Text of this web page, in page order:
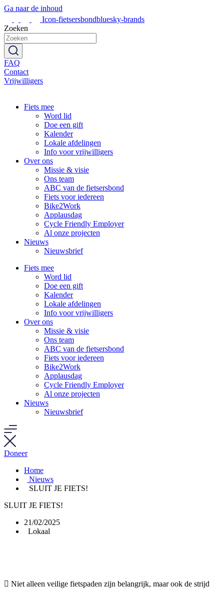
Ga naar de inhoud
Icon-fietsersbondbluesky-brands
Zoeken
FAQ
Contact
Vrijwilligers
Fiets mee
Word lid
Doe een gift
Kalender
Lokale afdelingen
Info voor vrijwilligers
Over ons
Missie & visie
Ons team
ABC van de fietsersbond
Fiets voor iedereen
Bike2Work
Applausdag
Cycle Friendly Employer
Al onze projecten
Nieuws
Nieuwsbrief
Fiets mee
Word lid
Doe een gift
Kalender
Lokale afdelingen
Info voor vrijwilligers
Over ons
Missie & visie
Ons team
ABC van de fietsersbond
Fiets voor iedereen
Bike2Work
Applausdag
Cycle Friendly Employer
Al onze projecten
Nieuws
Nieuwsbrief
Doneer
Home
Nieuws
SLUIT JE FIETS!
SLUIT JE FIETS!
21/02/2025
Lokaal
 Niet alleen veilige fietspaden zijn belangrijk, maar ook de strijd